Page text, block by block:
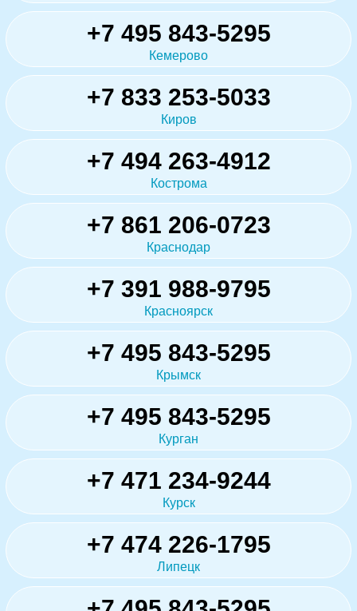
+7 495 843-5295
Кемерово
+7 833 253-5033
Киров
+7 494 263-4912
Кострома
+7 861 206-0723
Краснодар
+7 391 988-9795
Красноярск
+7 495 843-5295
Крымск
+7 495 843-5295
Курган
+7 471 234-9244
Курск
+7 474 226-1795
Липецк